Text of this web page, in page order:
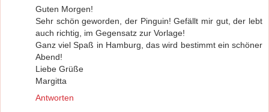
Guten Morgen!
Sehr schön geworden, der Pinguin! Gefällt mir gut, der lebt
auch richtig, im Gegensatz zur Vorlage!
Ganz viel Spaß in Hamburg, das wird bestimmt ein schöner
Abend!
Liebe Grüße
Margitta
Antworten